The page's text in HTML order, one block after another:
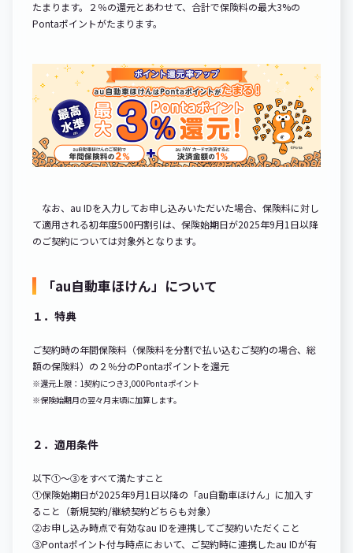
たまります。２％の還元とあわせて、合計で保険料の最大3%の
Pontaポイントがたまります。
なお、au IDを入力してお申し込みいただいた場合、保険料に対し
て適用される初年度500円割引は、保険始期日が2025年9月1日以降
のご契約については対象外となります。
「au自動車ほけん」について
１．特典
ご契約時の年間保険料（保険料を分割で払い込むご契約の場合、総
額の保険料）の２％分のPontaポイントを還元
※還元上限：1契約につき3,000Pontaポイント
※保険始期月の翌々月末頃に加算します。
２．適用条件
以下①～③をすべて満たすこと
①保険始期日が2025年9月1日以降の「au自動車ほけん」に加入す
ること（新規契約/継続契約どちらも対象）
②お申し込み時点で有効なau IDを連携してご契約いただくこと
③Pontaポイント付与時点において、ご契約時に連携したau IDが有